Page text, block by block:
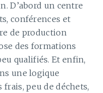
D’abord un centre
conférences et
de production
des formations
qualifiés. Et enfin,
une logique
peu de déchets,